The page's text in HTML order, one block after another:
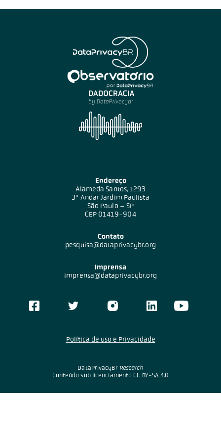
Endereço
Alameda Santos, 1293
3º Andar Jardim Paulista
São Paulo – SP
CEP 01419-904
Contato
pesquisa@dataprivacybr.org
Imprensa
imprensa@dataprivacybr.org
DataPrivacyBr Research
Conteúdo sob licenciamento CC BY-SA 4.0
Política de uso e Privacidade